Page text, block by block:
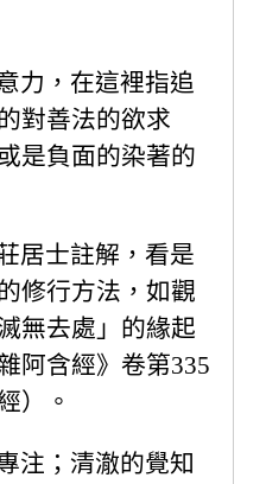
力，在這裡指追
對善法的欲求
是負面的染著的
居士註解，看是
修行方法，如觀
無去處」的緣起
阿含經》卷第335
）。
注；清澈的覺知